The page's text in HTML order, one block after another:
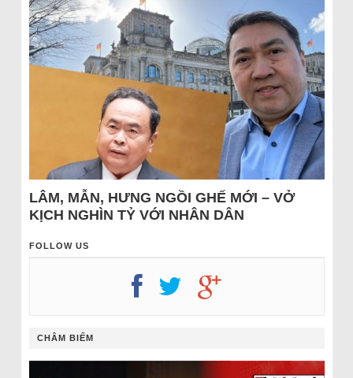
LÂM, MẪN, HƯNG NGỒI GHẾ MỚI – VỞ
KỊCH NGHÌN TỶ VỚI NHÂN DÂN
FOLLOW US
CHÂM BIẾM